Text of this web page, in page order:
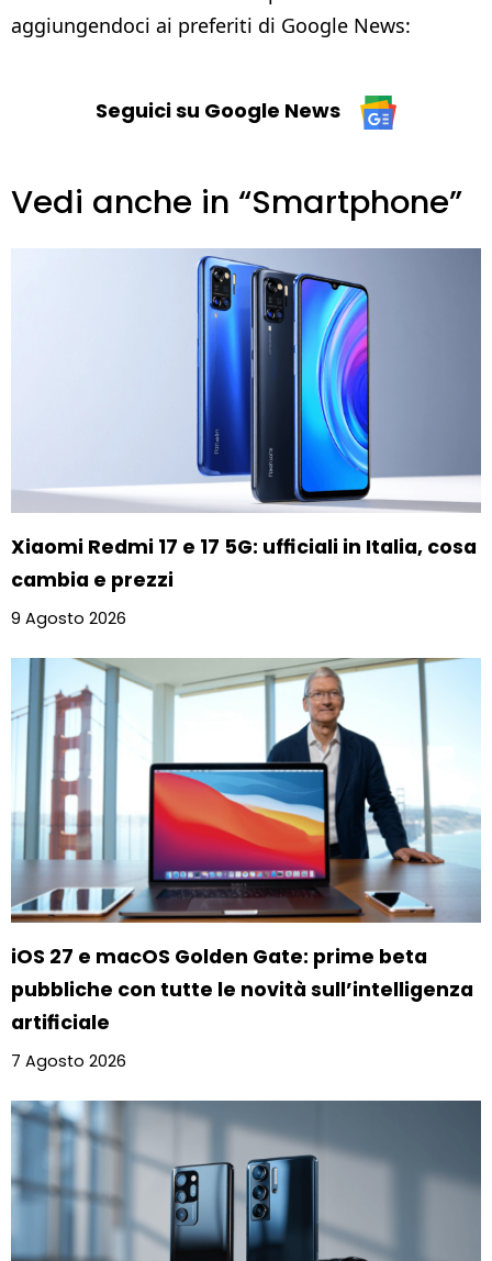
aggiungendoci ai preferiti di Google News:
Seguici su Google News
Vedi anche in “Smartphone”
Xiaomi Redmi 17 e 17 5G: ufficiali in Italia, cosa
cambia e prezzi
9 Agosto 2026
iOS 27 e macOS Golden Gate: prime beta
pubbliche con tutte le novità sull’intelligenza
artificiale
7 Agosto 2026